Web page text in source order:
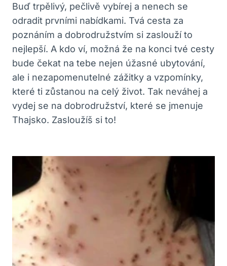
Buď trpělivý, pečlivě vybírej a nenech se
odradit prvními nabídkami. Tvá cesta za
poznáním a dobrodružstvím si zaslouží to
nejlepší. A kdo ví, možná že na konci tvé cesty
bude čekat na tebe nejen úžasné ubytování,
ale i nezapomenutelné zážitky a vzpomínky,
které ti zůstanou na celý život. Tak neváhej a
vydej se na dobrodružství, které se jmenuje
Thajsko. Zasloužíš si to!